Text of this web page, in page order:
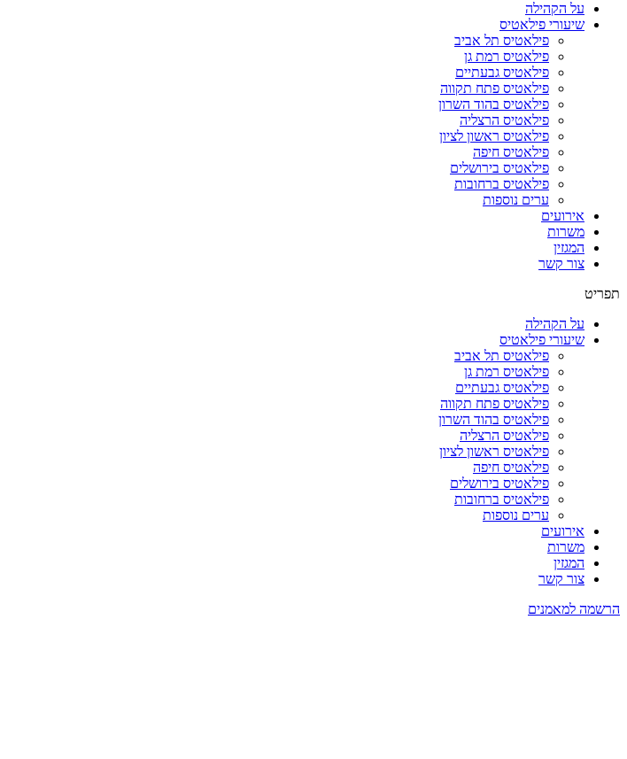
על הקהילה
שיעורי פילאטיס
פילאטיס תל אביב
פילאטיס רמת גן
פילאטיס גבעתיים
פילאטיס פתח תקווה
פילאטיס בהוד השרון
פילאטיס הרצליה
פילאטיס ראשון לציון
פילאטיס חיפה
פילאטיס בירושלים
פילאטיס ברחובות
ערים נוספות
אירועים
משרות
המגזין
צור קשר
תפריט
על הקהילה
שיעורי פילאטיס
פילאטיס תל אביב
פילאטיס רמת גן
פילאטיס גבעתיים
פילאטיס פתח תקווה
פילאטיס בהוד השרון
פילאטיס הרצליה
פילאטיס ראשון לציון
פילאטיס חיפה
פילאטיס בירושלים
פילאטיס ברחובות
ערים נוספות
אירועים
משרות
המגזין
צור קשר
הרשמה למאמנים